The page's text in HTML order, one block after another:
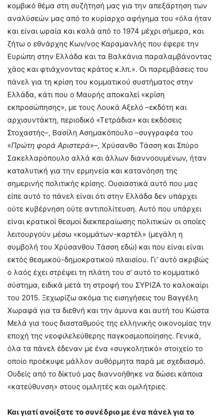
κομβικό θέμα στη συζήτησή μας για την απεξάρτηση των
αναλύσεών μας από το κυρίαρχο αφήγημα του «όλα ήταν
και είναι ωραία και καλά από το 1974 μέχρι σήμερα, και
ζήτω ο εθνάρχης Κων/νος Καραμανλής που έφερε την
Ευρώπη στην Ελλάδα και τα Βαλκάνια παραλαμβάνοντας
χάος και φτιάχνοντας κράτος κ.λπ.». Οι παρεμβάσεις του
πάνελ για τη κρίση του κομματικού συστήματος στην
Ελλάδα, κάτι που ο Μαυρής αποκαλεί «κρίση
εκπροσώπησης», με τους Λουκά Αξελό –εκδότη και
αρχισυντάκτη, περιοδικό «Τετράδια» και εκδόσεις
Στοχαστής–, Βασίλη Ασημακόπουλο –συγγραφέα του
«Πρώτη φορά Αριστερά»–, Χρύσανθο Τάσση και Σπύρο
Σακελλαρόπουλο αλλά και άλλων διαννοουμένων, ήταν
καταλυτική για την ερμηνεία και κατανόηση της
σημερινής πολιτικής κρίσης. Ουσιαστικά αυτό που μας
είπε αυτό το πάνελ είναι ότι στην Ελλάδα δεν υπάρχει
ούτε κυβέρνηση ούτε αντιπολίτευση. Αυτό που υπάρχει
είναι κρατικοί θεσμοί διεκπεραίωσης πολιτικών οι οποίες
λειτουργούν μέσω «κομμάτων-καρτέλ» (μεγάλη η
συμβολή του Χρύσανθου Τάσση εδώ) και που είναι είναι
εκτός θεσμικού-δημοκρατικού πλαισίου. Γι’ αυτό ακριβώς
ο λαός έχει στρέψει τη πλάτη του σ’ αυτό το κομματικό
σύστημα, ειδικά μετά τη στροφή του ΣΥΡΙΖΑ το καλοκαίρι
του 2015. Ξεχωρίζω ακόμα τις εισηγήσεις του Βαγγέλη
Χωραφά για τα διεθνή και την άμυνα και αυτή του Κώστα
Μελά για τους διασταθμούς της ελληνικής οικονομίας την
εποχή της νεοφιλελεύθερης παγκοσμιοποίησης. Γενικά,
όλα τα πάνελ έδεναν με ένα «συγκολητικό» στοιχείο το
οποίο προέκυψε μάλλον αυθόρμητα παρά με σχεδιασμό.
Ουδείς από το δίκτυό μας διαννοήθηκε να δώσει κάποια
«κατεύθυνση» στους ομιλητές και ομιλήτριες.
Και γιατί ανοίξατε το συνέδριο με ένα πάνελ για το